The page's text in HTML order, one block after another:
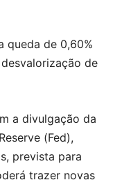
queda de 0,60%
de
a divulgação da
(Fed),
prevista para
trazer novas